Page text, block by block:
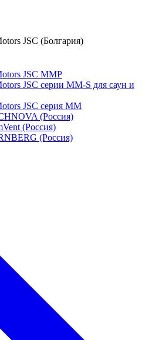
JSC (Болгария)
JSC MMP
JSC серии MM-S для саун и
JSC серия МM
(Россия)
(Россия)
(Россия)